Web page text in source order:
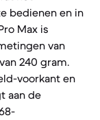
bedienen en in
Max is
van
240 gram.
voorkant en
aan de